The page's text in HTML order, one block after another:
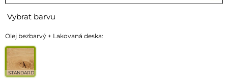
Vybrat barvu
Olej bezbarvý + Lakovaná deska:
STANDARD